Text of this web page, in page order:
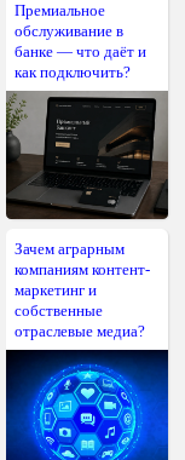
Премиальное
обслуживание в
банке — что даёт и
как подключить?
Зачем аграрным
компаниям контент-
маркетинг и
собственные
отраслевые медиа?